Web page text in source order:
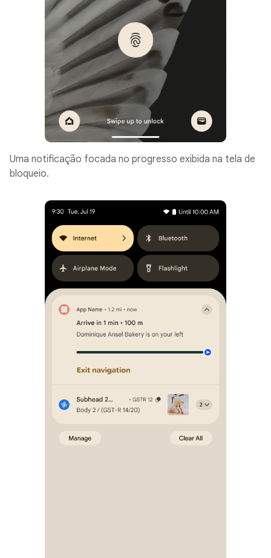
Uma notificação focada no progresso exibida na tela de
bloqueio.